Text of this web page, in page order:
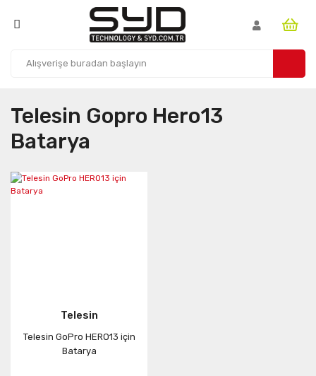
Telesin Gopro Hero13
Batarya
Telesin
Telesin GoPro HERO13 için
Batarya